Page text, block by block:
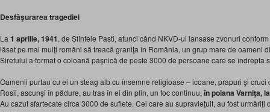
Desfăşurarea tragediei
La 1 aprilie, 1941, de Sfintele Pasti, atunci când NKVD-ul lansase zvonuri
lăsat pe mai mulţi români să treacă graniţa în România, un grup mare de oameni
Siretului a format o coloană paşnică de peste 3000 de persoane care se îndrepta
Oamenii purtau cu ei un steag alb cu însemne religioase – icoane, prapuri şi cruci
Rosii, ascunşi în pădure, au tras în ei din plin, un foc continuu, în poiana Varniţa,
Au cazut sfartecate circa 3000 de suflete. Cei care au supravieţuit, au fost urmăriţi